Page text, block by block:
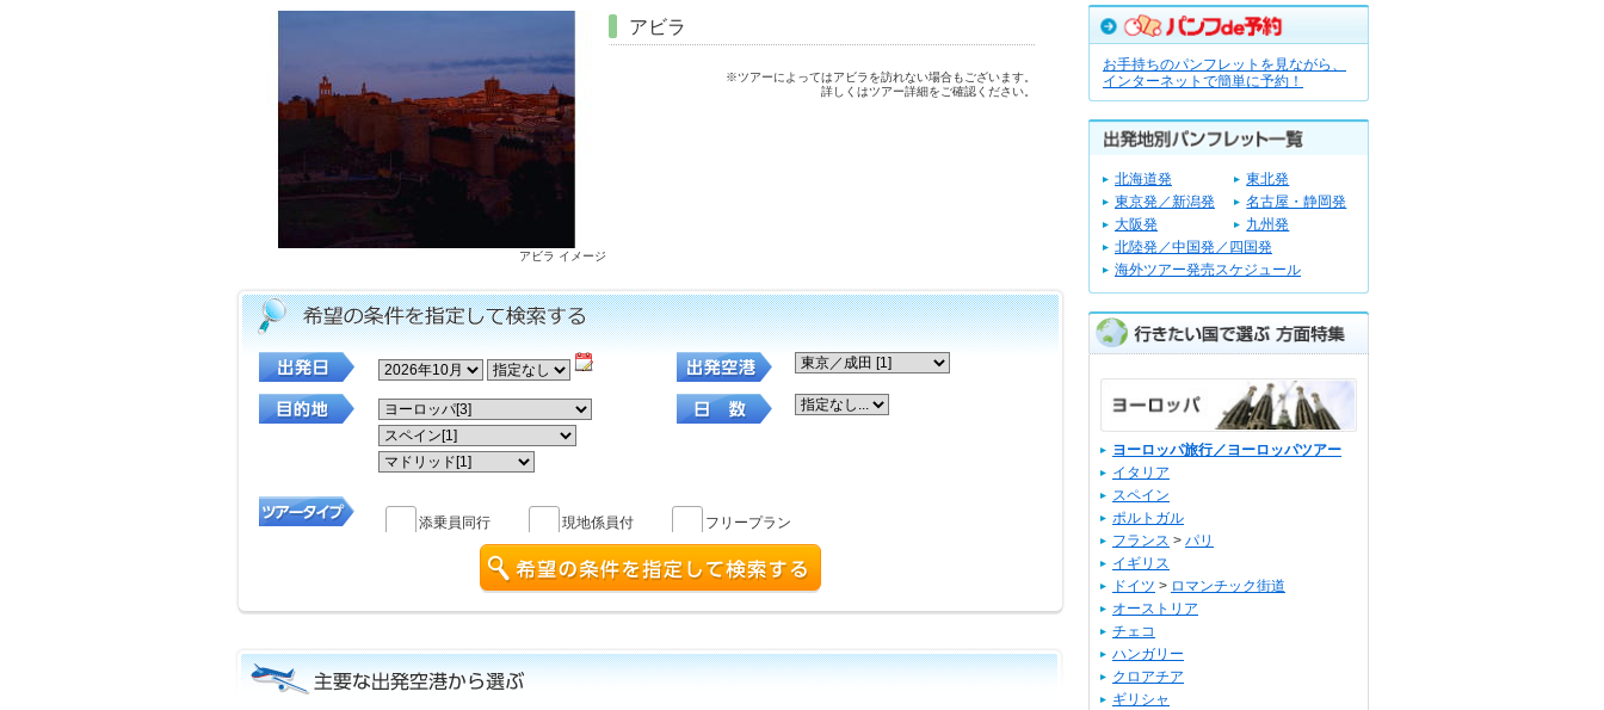
アビラ イメージ
アビラ
※ツアーによってはアビラを訪れない場合もございます。
詳しくはツアー詳細をご確認ください。
添乗員同行 現地係員付 フリープラン
お手持ちのパンフレットを見ながら、
インターネットで簡単に予約！
北海道発
東北発
東京発／新潟発
名古屋・静岡発
大阪発
九州発
北陸発／中国発／四国発
海外ツアー発売スケジュール
ヨーロッパ旅行／ヨーロッパツアー
イタリア
スペイン
ポルトガル
フランス > パリ
イギリス
ドイツ > ロマンチック街道
オーストリア
チェコ
ハンガリー
クロアチア
ギリシャ